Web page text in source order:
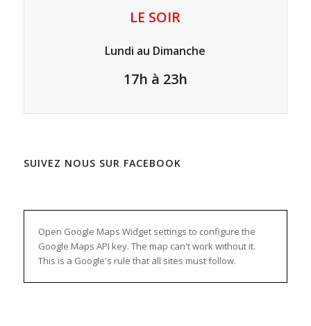
LE SOIR
Lundi au Dimanche
17h à 23h
SUIVEZ NOUS SUR FACEBOOK
Open Google Maps Widget settings to configure the
Google Maps API key. The map can't work without it.
This is a Google's rule that all sites must follow.